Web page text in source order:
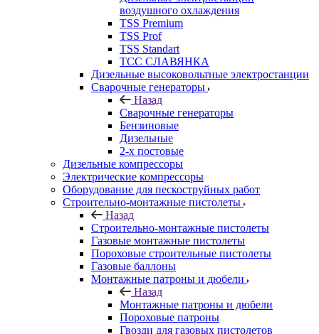
воздушного охлаждения
TSS Premium
TSS Prof
TSS Standart
ТСС СЛАВЯНКА
Дизельные высоковольтные электростанции
Сварочные генераторы
Назад
Сварочные генераторы
Бензиновые
Дизельные
2-х постовые
Дизельные компрессоры
Электрические компрессоры
Оборудование для пескоструйных работ
Строительно-монтажные пистолеты
Назад
Строительно-монтажные пистолеты
Газовые монтажные пистолеты
Пороховые строительные пистолеты
Газовые баллоны
Монтажные патроны и дюбели
Назад
Монтажные патроны и дюбели
Пороховые патроны
Гвозди для газовых пистолетов